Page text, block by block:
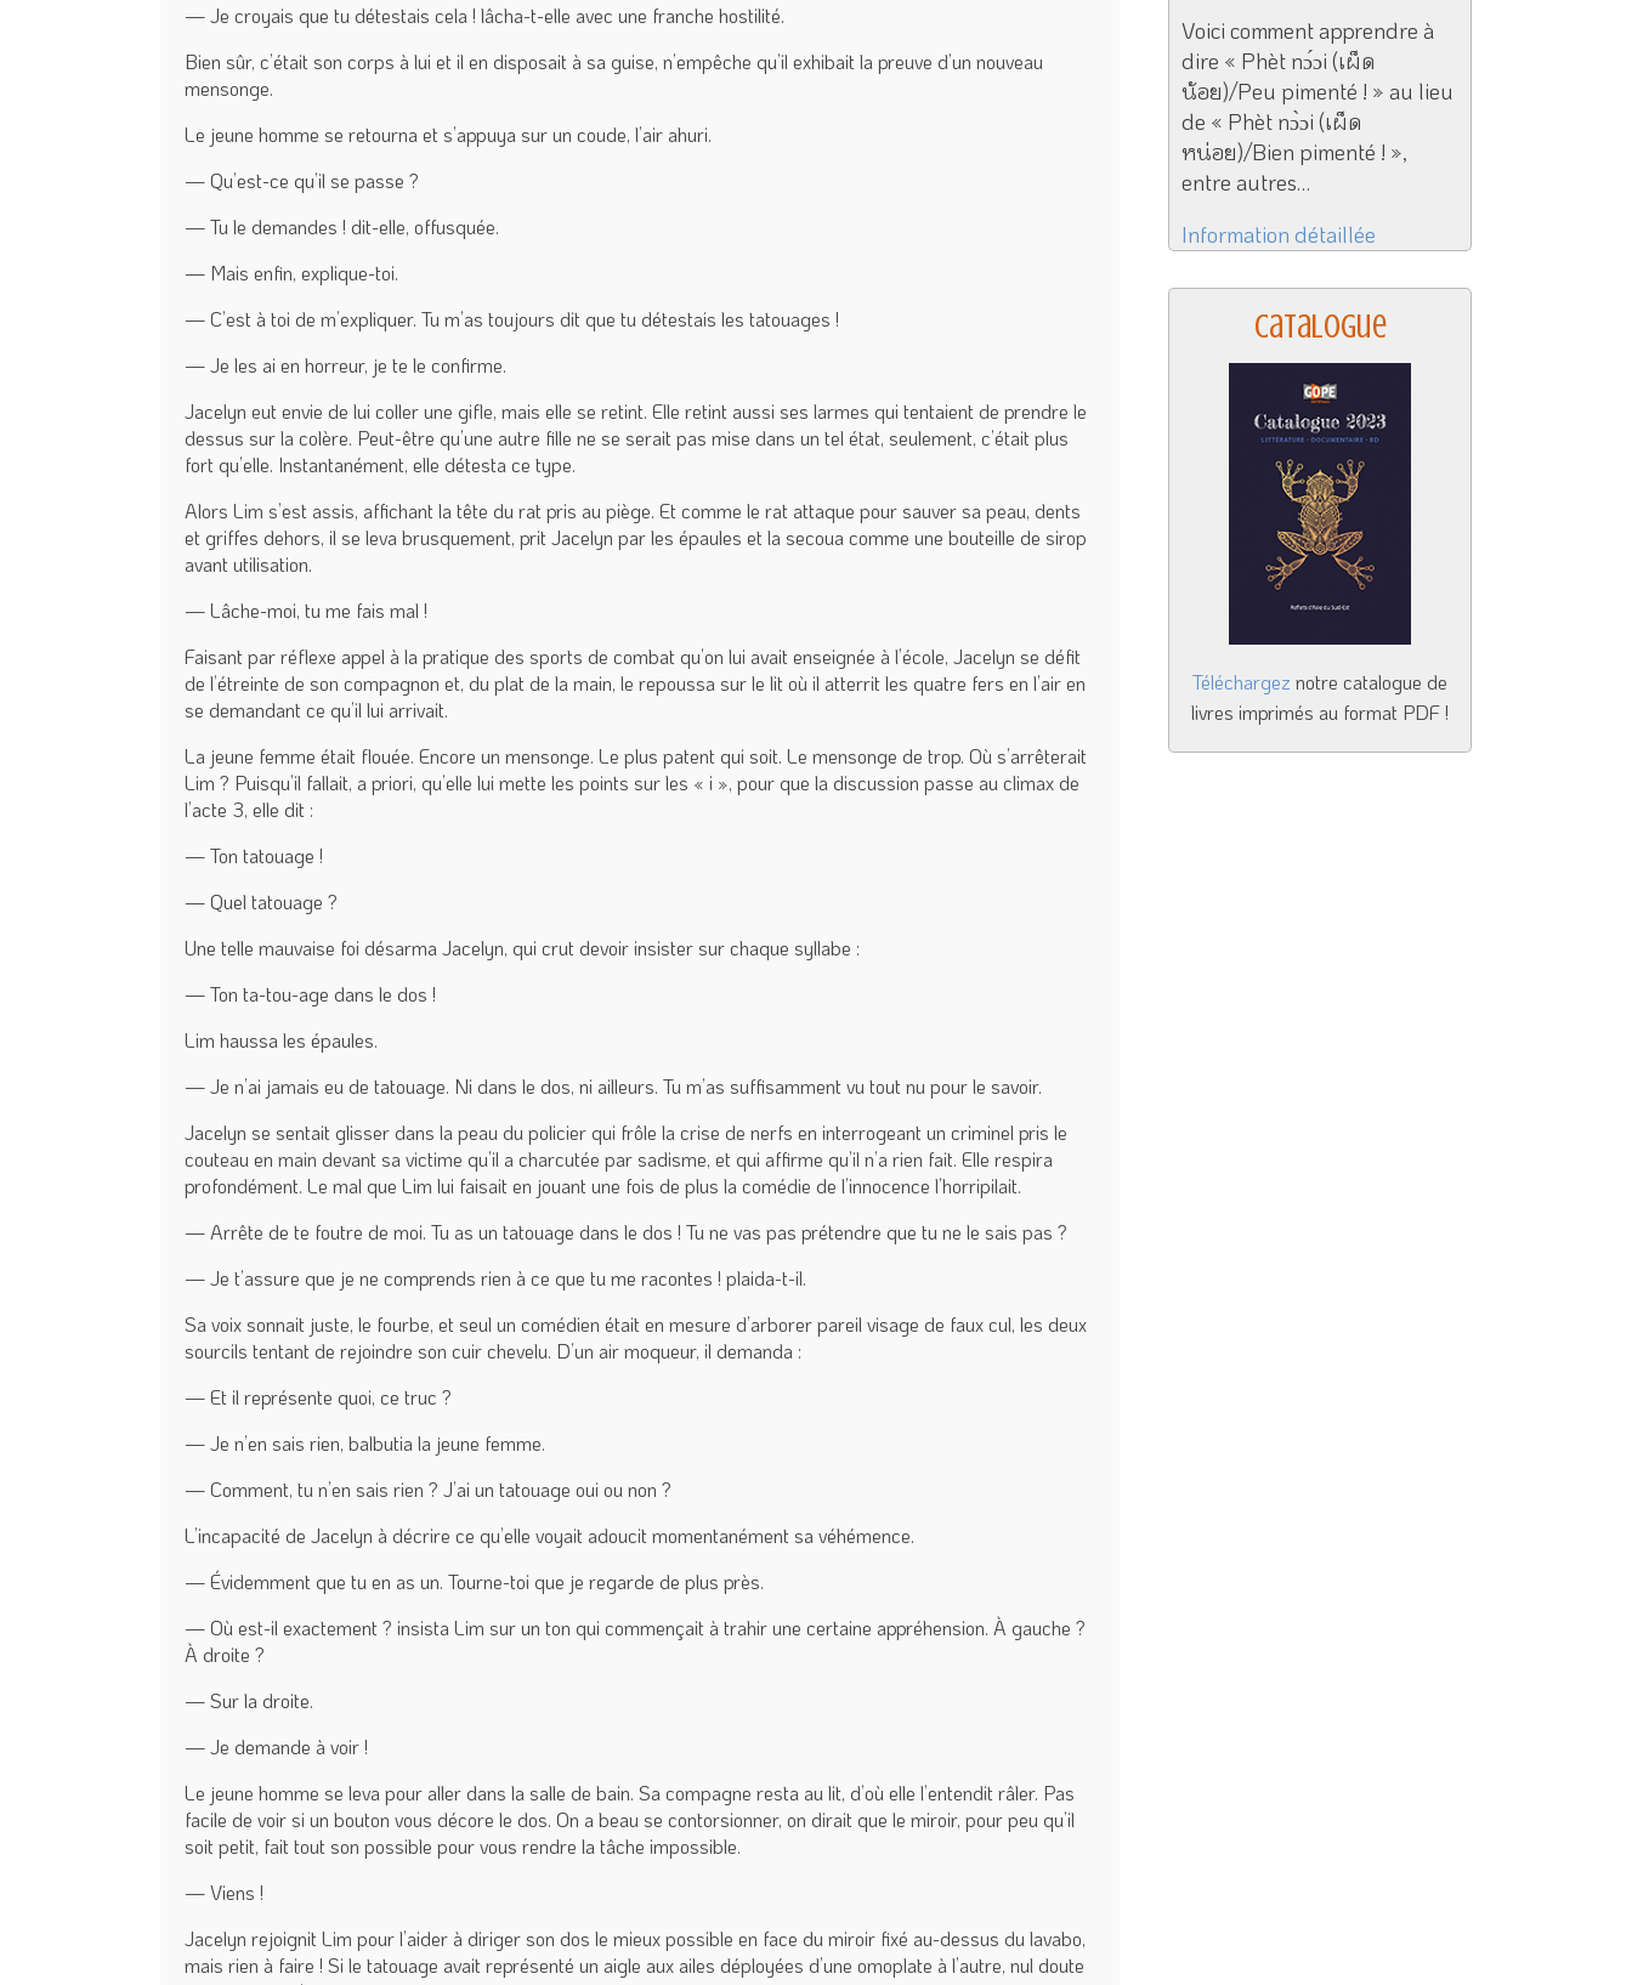
— Je croyais que tu détestais cela ! lâcha-t-elle avec une franche hostilité.
Bien sûr, c’était son corps à lui et il en disposait à sa guise, n’empêche qu’il exhibait la preuve d’un nouveau
mensonge.
Le jeune homme se retourna et s’appuya sur un coude, l’air ahuri.
— Qu’est-ce qu’il se passe ?
— Tu le demandes ! dit-elle, offusquée.
— Mais enfin, explique-toi.
— C’est à toi de m’expliquer. Tu m’as toujours dit que tu détestais les tatouages !
— Je les ai en horreur, je te le confirme.
Jacelyn eut envie de lui coller une gifle, mais elle se retint. Elle retint aussi ses larmes qui tentaient de prendre le
dessus sur la colère. Peut-être qu’une autre fille ne se serait pas mise dans un tel état, seulement, c’était plus
fort qu’elle. Instantanément, elle détesta ce type.
Alors Lim s’est assis, affichant la tête du rat pris au piège. Et comme le rat attaque pour sauver sa peau, dents
et griffes dehors, il se leva brusquement, prit Jacelyn par les épaules et la secoua comme une bouteille de sirop
avant utilisation.
— Lâche-moi, tu me fais mal !
Faisant par réflexe appel à la pratique des sports de combat qu’on lui avait enseignée à l’école, Jacelyn se défit
de l’étreinte de son compagnon et, du plat de la main, le repoussa sur le lit où il atterrit les quatre fers en l’air en
se demandant ce qu’il lui arrivait.
La jeune femme était flouée. Encore un mensonge. Le plus patent qui soit. Le mensonge de trop. Où s’arrêterait
Lim ? Puisqu’il fallait, a priori, qu’elle lui mette les points sur les « i », pour que la discussion passe au climax de
l’acte 3, elle dit :
— Ton tatouage !
— Quel tatouage ?
Une telle mauvaise foi désarma Jacelyn, qui crut devoir insister sur chaque syllabe :
— Ton ta-tou-age dans le dos !
Lim haussa les épaules.
— Je n’ai jamais eu de tatouage. Ni dans le dos, ni ailleurs. Tu m’as suffisamment vu tout nu pour le savoir.
Jacelyn se sentait glisser dans la peau du policier qui frôle la crise de nerfs en interrogeant un criminel pris le
couteau en main devant sa victime qu’il a charcutée par sadisme, et qui affirme qu’il n’a rien fait. Elle respira
profondément. Le mal que Lim lui faisait en jouant une fois de plus la comédie de l’innocence l’horripilait.
— Arrête de te foutre de moi. Tu as un tatouage dans le dos ! Tu ne vas pas prétendre que tu ne le sais pas ?
— Je t’assure que je ne comprends rien à ce que tu me racontes ! plaida-t-il.
Sa voix sonnait juste, le fourbe, et seul un comédien était en mesure d’arborer pareil visage de faux cul, les deux
sourcils tentant de rejoindre son cuir chevelu. D’un air moqueur, il demanda :
— Et il représente quoi, ce truc ?
— Je n’en sais rien, balbutia la jeune femme.
— Comment, tu n’en sais rien ? J’ai un tatouage oui ou non ?
L’incapacité de Jacelyn à décrire ce qu’elle voyait adoucit momentanément sa véhémence.
— Évidemment que tu en as un. Tourne-toi que je regarde de plus près.
— Où est-il exactement ? insista Lim sur un ton qui commençait à trahir une certaine appréhension. À gauche ?
À droite ?
— Sur la droite.
— Je demande à voir !
Le jeune homme se leva pour aller dans la salle de bain. Sa compagne resta au lit, d’où elle l’entendit râler. Pas
facile de voir si un bouton vous décore le dos. On a beau se contorsionner, on dirait que le miroir, pour peu qu’il
soit petit, fait tout son possible pour vous rendre la tâche impossible.
— Viens !
Jacelyn rejoignit Lim pour l’aider à diriger son dos le mieux possible en face du miroir fixé au-dessus du lavabo,
mais rien à faire ! Si le tatouage avait représenté un aigle aux ailes déployées d’une omoplate à l’autre, nul doute
Voici comment apprendre à
dire « Phèt nɔ́ɔi (เผ็ด
น้อย)/Peu pimenté ! » au lieu
de « Phèt nɔ̀ɔi (เผ็ด
หน่อย)/Bien pimenté ! »,
entre autres…
Information détaillée
Catalogue
Téléchargez notre catalogue de
livres imprimés au format PDF !